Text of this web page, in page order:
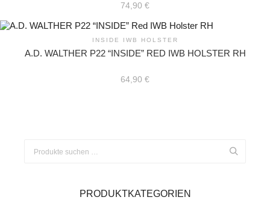
74,90 €
INSIDE IWB HOLSTER
A.D. WALTHER P22 “INSIDE” RED IWB HOLSTER RH
64,90 €
PRODUKTKATEGORIEN